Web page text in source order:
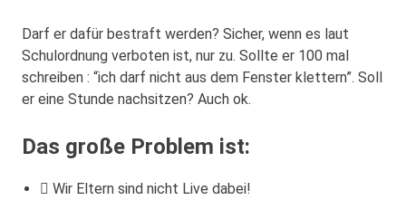
Darf er dafür bestraft werden? Sicher, wenn es laut
Schulordnung verboten ist, nur zu. Sollte er 100 mal
schreiben : “ich darf nicht aus dem Fenster klettern”. Soll
er eine Stunde nachsitzen? Auch ok.
Das große Problem ist:
Wir Eltern sind nicht Live dabei!